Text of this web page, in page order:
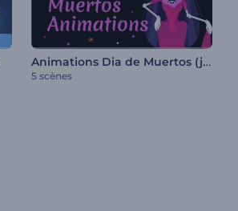
Animations Dia de Muertos (jour des morts)
5 scènes